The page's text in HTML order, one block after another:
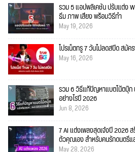
รวม 5 แอปพลิเคชัน ปรับแต่ง
ธีม ภาพ เสียง พร้อมวิธีทำ
May 19, 2026
โปรเน็ตทรู 7 วันไม่ลดสปีด สมั
May 16, 2026
รวม 6 วิธีแก้ปัญหาแบตโน้ตบุ๊ก
อย่างไรปี 2026
Jun 8, 2026
7 AI แต่งเพลงสุดเจ๋งปี 2026
ตัวคุณเอง สำหรับคนรักดนตรีแ